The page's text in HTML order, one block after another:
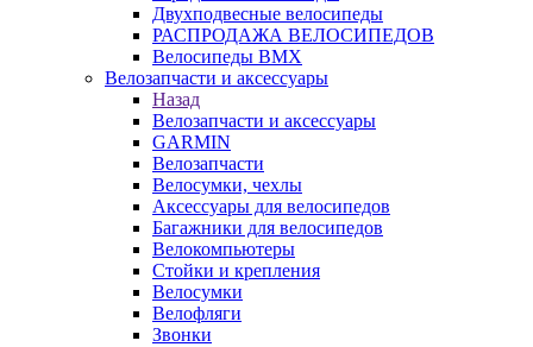
Двухподвесные велосипеды
РАСПРОДАЖА ВЕЛОСИПЕДОВ
Велосипеды BMX
Велозапчасти и аксессуары
Назад
Велозапчасти и аксессуары
GARMIN
Велозапчасти
Велосумки, чехлы
Аксессуары для велосипедов
Багажники для велосипедов
Велокомпьютеры
Стойки и крепления
Велосумки
Велофляги
Звонки